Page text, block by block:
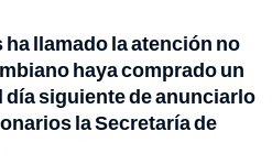
ha llamado la atención no
haya comprado un
día siguiente de anunciarlo
la Secretaría de